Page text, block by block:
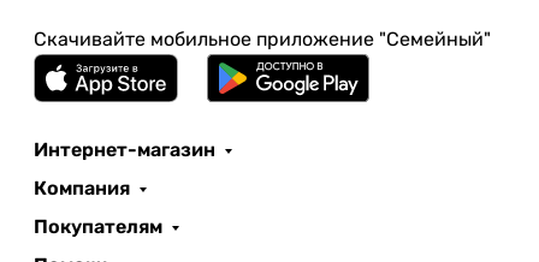
Скачивайте мобильное приложение "Семейный"
Интернет-магазин
Компания
Покупателям